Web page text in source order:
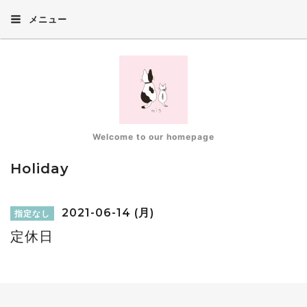
メニュー
Welcome to our homepage
Holiday
指定なし 2021-06-14 (月)
定休日